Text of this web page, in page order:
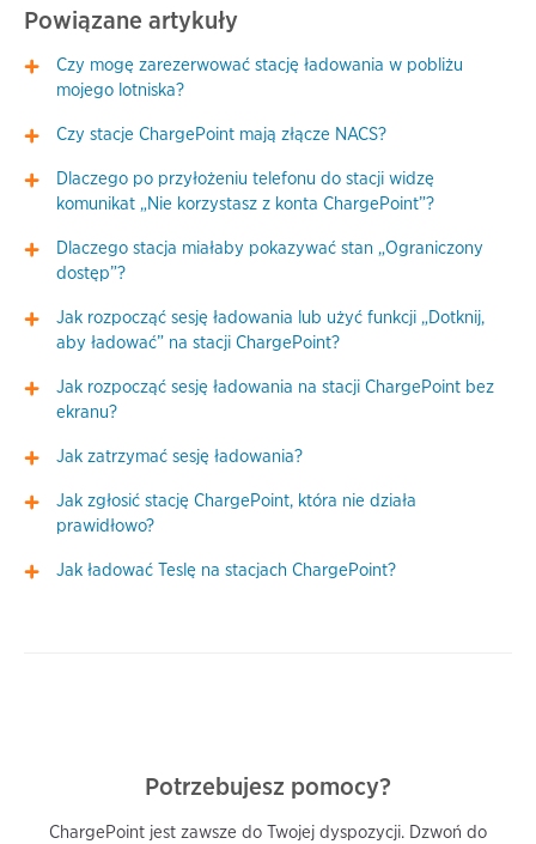
Powiązane artykuły
Czy mogę zarezerwować stację ładowania w pobliżu
mojego lotniska?
Czy stacje ChargePoint mają złącze NACS?
Dlaczego po przyłożeniu telefonu do stacji widzę
komunikat „Nie korzystasz z konta ChargePoint”?
Dlaczego stacja miałaby pokazywać stan „Ograniczony
dostęp”?
Jak rozpocząć sesję ładowania lub użyć funkcji „Dotknij,
aby ładować” na stacji ChargePoint?
Jak rozpocząć sesję ładowania na stacji ChargePoint bez
ekranu?
Jak zatrzymać sesję ładowania?
Jak zgłosić stację ChargePoint, która nie działa
prawidłowo?
Jak ładować Teslę na stacjach ChargePoint?
Potrzebujesz pomocy?
ChargePoint jest zawsze do Twojej dyspozycji. Dzwoń do